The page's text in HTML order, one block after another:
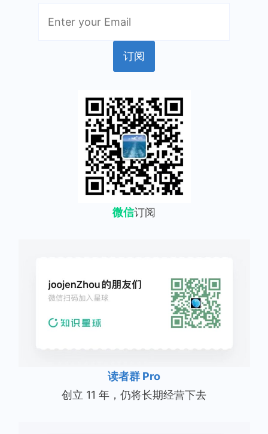
微信订阅
读者群 Pro
创立 11 年，仍将长期经营下去